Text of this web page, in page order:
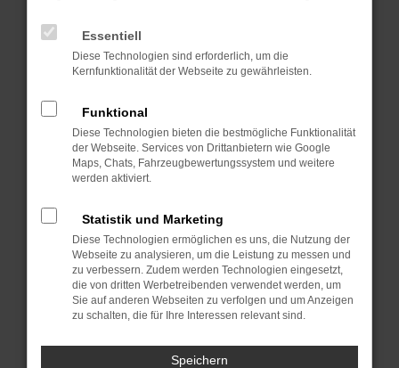
können das Laden bestimmter Seiten
verhindern. Funktioniert die Seite in einem
anderen Browser oder in einem privaten
Starte dein Gerät neu.
Das kann manchmal helfen, vorübergehende
Probleme zu beheben.
Betriebssystem auf dem neuesten Stand
sind.
Veraltete Software birgt nicht nur ein
Sicherheitsrisiko, sondern kann auch dazu
führen, dass bestimmte Funktionen nicht mehr
unterstützt werden.
Wenn du alle oben genannten Schritte versucht
Essentiell
Diese Technologien sind erforderlich, um die
Kernfunktionalität der Webseite zu gewährleisten.
Funktional
Diese Technologien bieten die bestmögliche Funktionalität
der Webseite. Services von Drittanbietern wie Google
Maps, Chats, Fahrzeugbewertungssystem und weitere
werden aktiviert.
Statistik und Marketing
Diese Technologien ermöglichen es uns, die Nutzung der
Webseite zu analysieren, um die Leistung zu messen und
zu verbessern. Zudem werden Technologien eingesetzt,
die von dritten Werbetreibenden verwendet werden, um
Sie auf anderen Webseiten zu verfolgen und um Anzeigen
zu schalten, die für Ihre Interessen relevant sind.
Speichern